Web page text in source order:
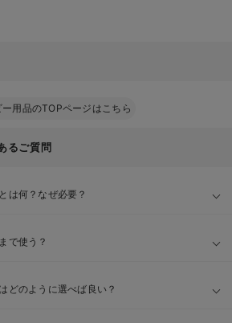
用品のTOPページはこちら
るご質問
は何？なぜ必要？
で使う？
どのように選べば良い？